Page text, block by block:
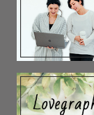
ゲスト様がど
イメージして
当日の撮影を
ちいさな事で
遠慮せずにお